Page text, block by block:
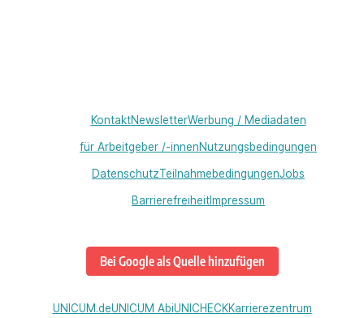
KontaktNewsletterWerbung / Mediadaten
für Arbeitgeber /-innenNutzungsbedingungen
DatenschutzTeilnahmebedingungenJobs
BarrierefreiheitImpressum
Bei Google als Quelle hinzufügen
UNICUM.deUNICUM AbiUNICHECKKarrierezentrum